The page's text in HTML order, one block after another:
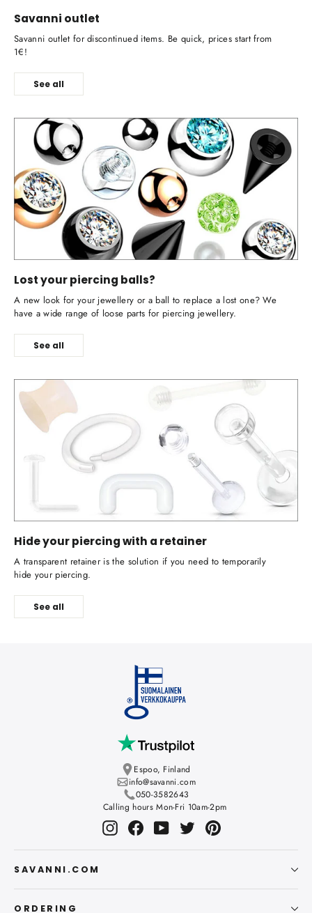
Savanni outlet
Savanni outlet for discontinued items. Be quick, prices start from
1€!
See all
Lost your piercing balls?
A new look for your jewellery or a ball to replace a lost one? We
have a wide range of loose parts for piercing jewellery.
See all
Hide your piercing with a retainer
A transparent retainer is the solution if you need to temporarily
hide your piercing.
See all
Espoo, Finland
info@savanni.com
050-3582643
Calling hours Mon-Fri 10am-2pm
InstagramFacebookYouTubeTwitterPinterest
SAVANNI.COM
ORDERING